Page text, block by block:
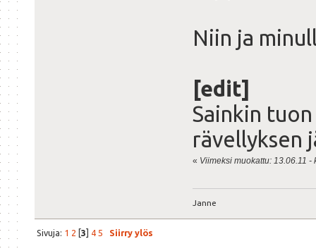
Niin ja
[edit]
Sainkin
rävellyksen
« Viimeksi muokattu: 13.06.11
Janne
Sivuja: 1 2 [3] 4 5 Siirry ylös